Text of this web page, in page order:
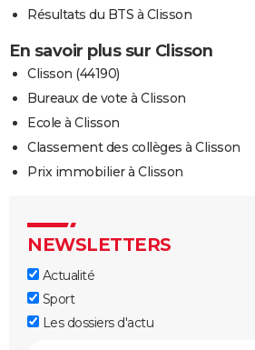
Résultats du BTS à Clisson
En savoir plus sur Clisson
Clisson (44190)
Bureaux de vote à Clisson
Ecole à Clisson
Classement des collèges à Clisson
Prix immobilier à Clisson
NEWSLETTERS
Actualité
Sport
Les dossiers d'actu